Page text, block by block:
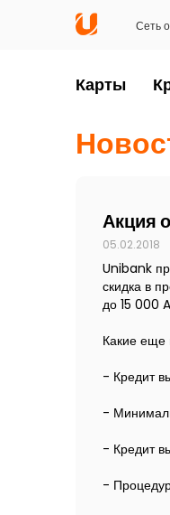
Сеть
Карты
Акция
05.02.2018
Unibank
скидка в
до 15 000
Какие еще
- Кредит
-
- Кредит
-